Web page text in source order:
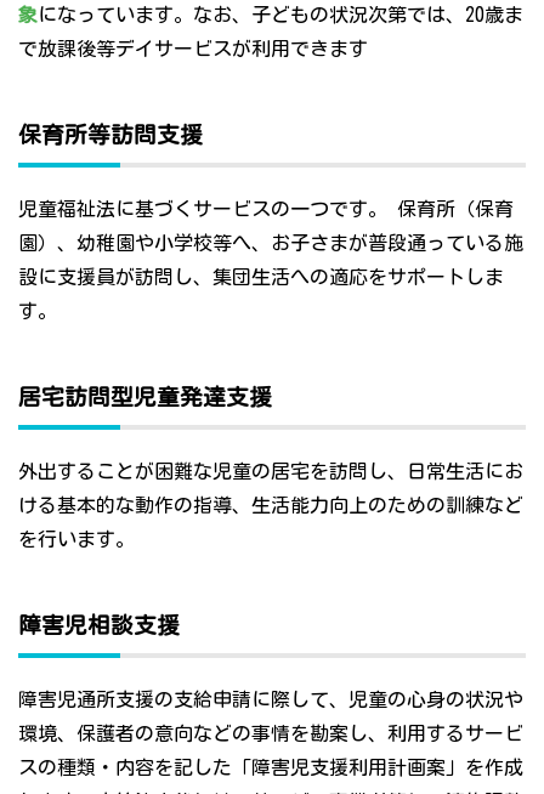
象になっています。なお、子どもの状況次第では、20歳ま
で放課後等デイサービスが利用できます
保育所等訪問支援
児童福祉法に基づくサービスの一つです。 保育所（保育
園）、幼稚園や小学校等へ、お子さまが普段通っている施
設に支援員が訪問し、集団生活への適応をサポートしま
す。
居宅訪問型児童発達支援
外出することが困難な児童の居宅を訪問し、日常生活にお
ける基本的な動作の指導、生活能力向上のための訓練など
を行います。
障害児相談支援
障害児通所支援の支給申請に際して、児童の心身の状況や
環境、保護者の意向などの事情を勘案し、利用するサービ
スの種類・内容を記した「障害児支援利用計画案」を作成